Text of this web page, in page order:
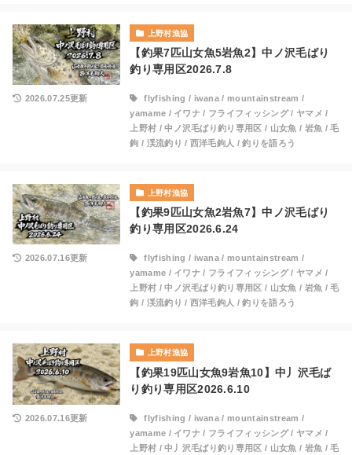
上野村漁協
【釣果7匹山女魚5岩魚2】中ノ沢毛ばり
釣り専用区2026.7.8
2026.07.25更新 flyfishing / iwana /mountainstream /
yamame / イワナ / フライフィッシング/ ヤマメ /
上野村 /中ノ沢毛ばり釣り専用区 / 山女魚 / 岩魚 /毛
鉤 / 渓流釣り / 西洋毛鉤人 /釣りを語ろう
上野村漁協
【釣果9匹山女魚2岩魚7】中ノ沢毛ばり
釣り専用区2026.6.24
2026.07.16更新 flyfishing / iwana /mountainstream /
yamame / イワナ / フライフィッシング/ ヤマメ /
上野村 /中ノ沢毛ばり釣り専用区 / 山女魚 / 岩魚 /毛
鉤 / 渓流釣り / 西洋毛鉤人 /釣りを語ろう
上野村漁協
【釣果19匹山女魚9岩魚10】中丿沢毛ば
り釣り専用区2026.6.10
2026.07.16更新 flyfishing / iwana /mountainstream /
yamame / イワナ / フライフィッシング/ ヤマメ /
上野村 /中丿沢毛ばり釣り専用区 / 山女魚 / 岩魚 /毛